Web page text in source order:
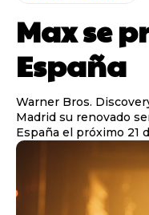
Max se
España
Warner Bros.
Madrid su renovado
España el próximo 21